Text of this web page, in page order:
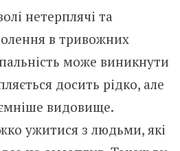
нетерплячі та
в тривожних
може виникнути
досить рідко, але
видовище.
ужитися з людьми, які